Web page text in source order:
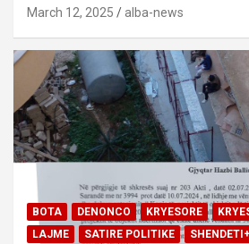
March 12, 2025 alba-news
BOTA DENONCO KRYESORE
LAJME
SATIRE POLITIKE SHENDETI+